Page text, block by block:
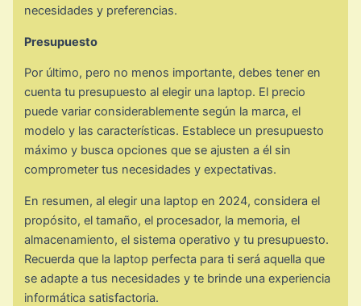
necesidades y preferencias.
Presupuesto
Por último, pero no menos importante, debes tener en
cuenta tu presupuesto al elegir una laptop. El precio
puede variar considerablemente según la marca, el
modelo y las características. Establece un presupuesto
máximo y busca opciones que se ajusten a él sin
comprometer tus necesidades y expectativas.
En resumen, al elegir una laptop en 2024, considera el
propósito, el tamaño, el procesador, la memoria, el
almacenamiento, el sistema operativo y tu presupuesto.
Recuerda que la laptop perfecta para ti será aquella que
se adapte a tus necesidades y te brinde una experiencia
informática satisfactoria.